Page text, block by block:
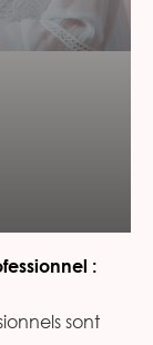
:
sont